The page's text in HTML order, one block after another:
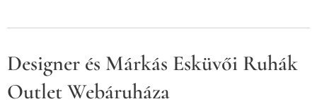
Designer és Márkás Esküvői Ruhák
Outlet Webáruháza